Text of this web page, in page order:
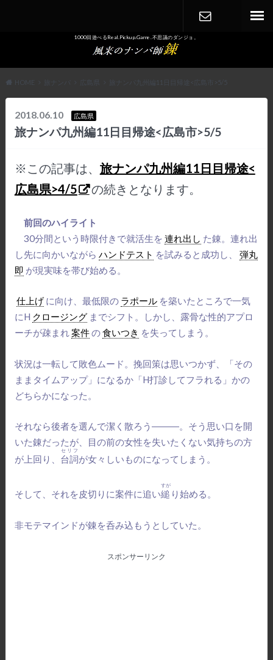
1000回遊べるReal.Pickup.Game. 不思議のダンジョ。
HOME 旅ナンパ 旅ナンパ九州編11日目帰途<広島市>5/5
2018.06.10 広島県
旅ナンパ九州編11日目帰途<広島市>5/5
※この記事は、 旅ナンパ九州編11日目帰途<
広島県>4/5
の続きとなります。
前回のハイライト
30分間という時限付きで就活生を 連れ出し た錬。連れ出
し先に向かいながら ハンドテスト を試みると成功し、 弾丸
即 が現実味を帯び始める。
仕上げに向け、最低限の ラポールを築いたところで一気
にH クロージングまでシフト。
しかし、露骨な性的アプロ
ーチが疎まれ案件の食いつき を失ってしまう。
状況は一転して敗色ムード。挽回策は思いつかず、「その
ままタイムアップ」になるか「H打診してフラれる」かの
どちらかになった。
それなら後者を選んで潔く散ろう―――。そう思い口を開
いた錬だったが、目の前の女性を失いたくない気持ちの方
が上回り、 台詞
セリフ
が女々しいものになってしまう。
そして、それを皮切りに案件に追い縋
すが
り始める。
非モテマインドが錬を呑み込もうとしていた。
スポンサーリンク